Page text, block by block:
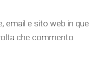
email e sito web in
che commento.